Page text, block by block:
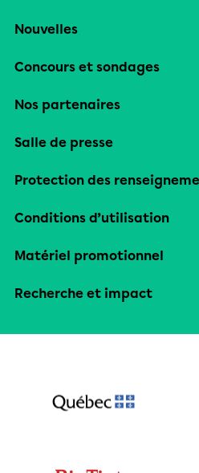
Nouvelles
Concours et sondages
Nos partenaires
Salle de presse
Protection des
Conditions d’utilisation
Matériel promotionnel
Recherche et impact